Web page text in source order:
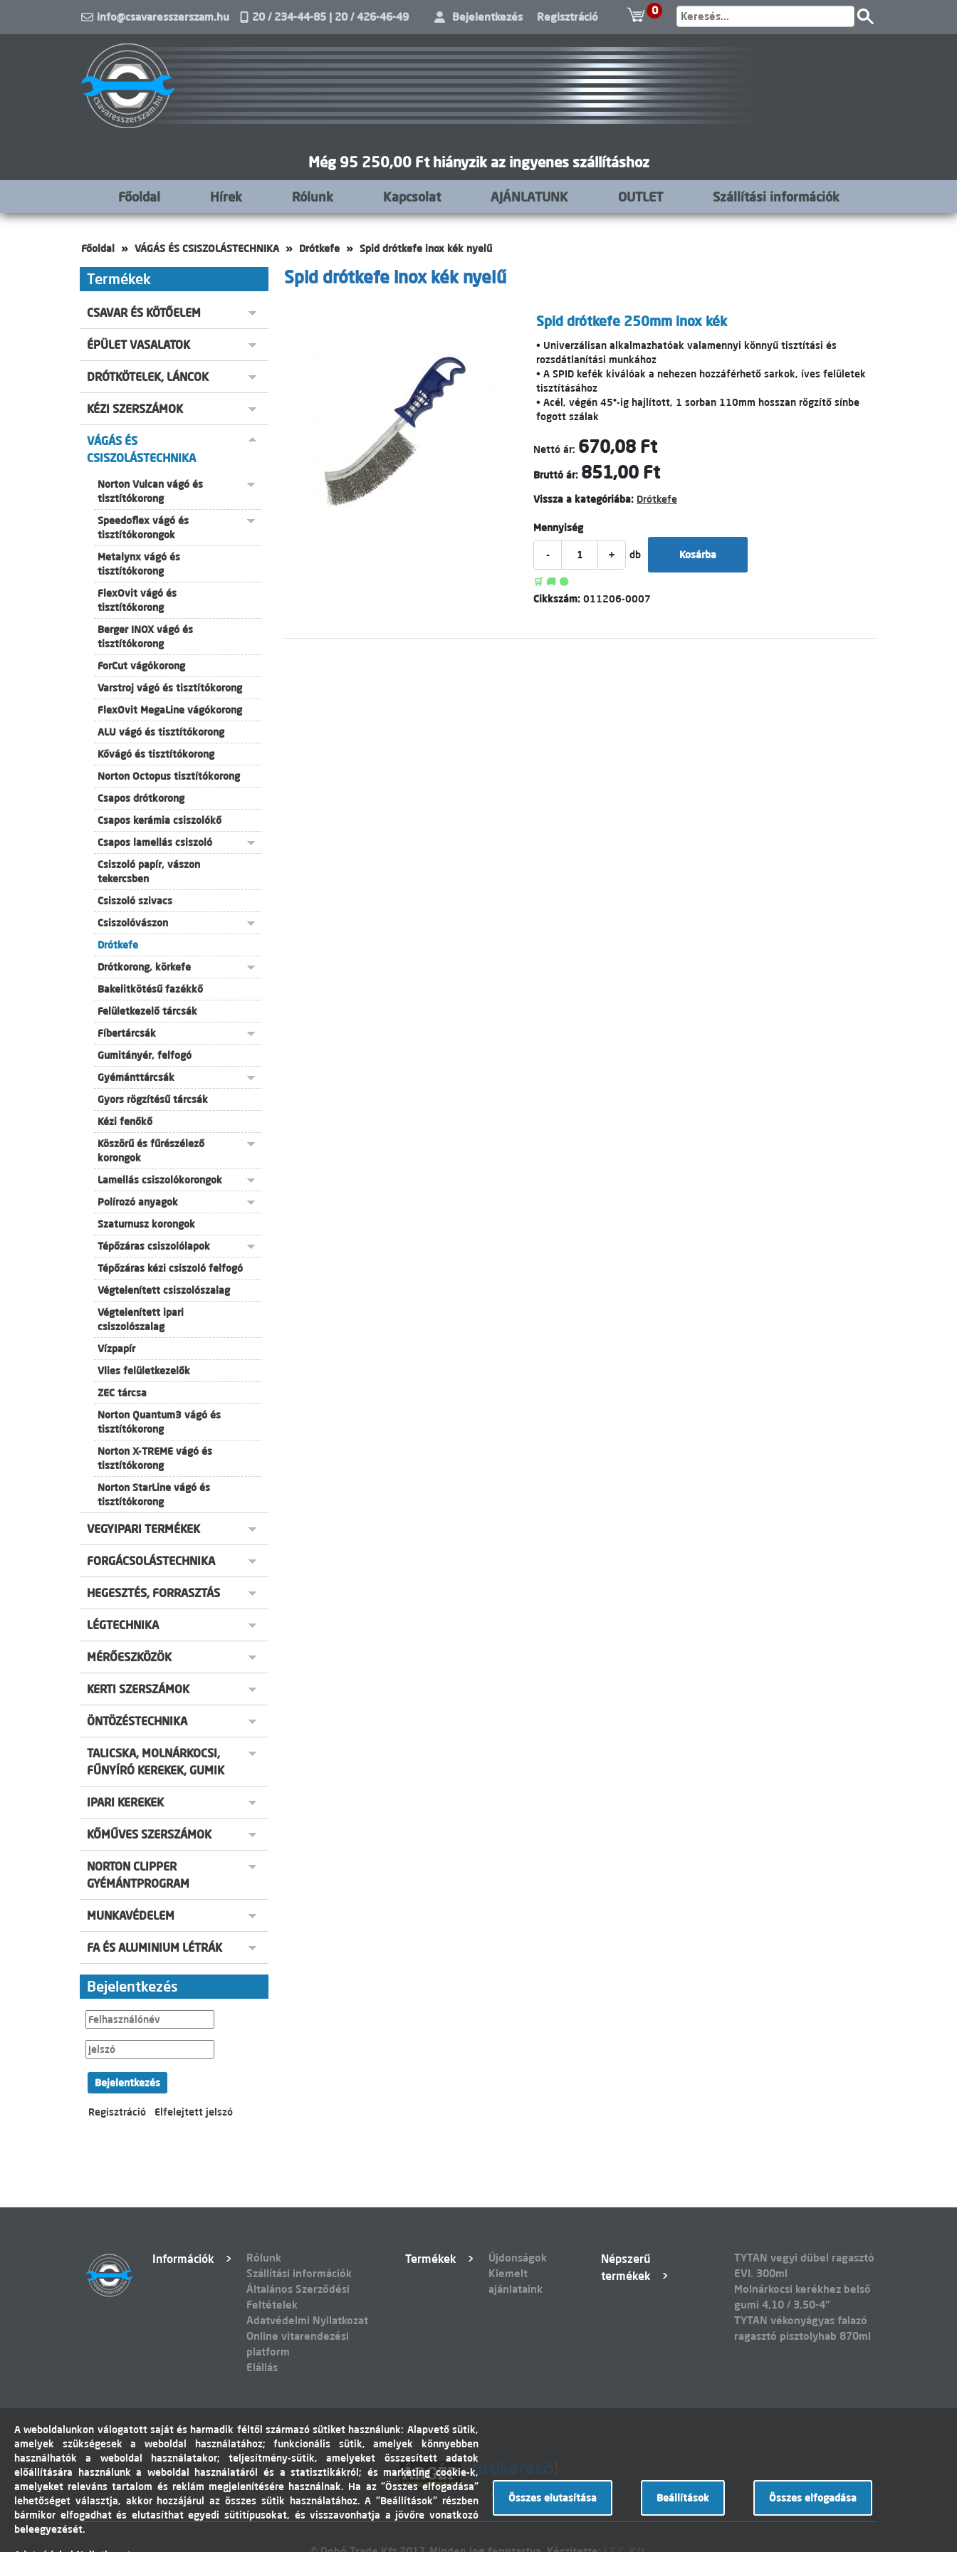
info@csavaresszerszam.hu 20 / 234-44-85 | 20 / 426-46-49 Bejelentkezés Regisztráció 0
Még 95 250,00 Ft hiányzik az ingyenes szállításhoz
Főoldal Hírek Rólunk Kapcsolat AJÁNLATUNK OUTLET Szállítási információk
Főoldal VÁGÁS ÉS CSISZOLÁSTECHNIKA Drótkefe Spid drótkefe inox kék nyelű
Termékek
CSAVAR ÉS KÖTŐELEM
ÉPÜLET VASALATOK
DRÓTKÖTELEK, LÁNCOK
KÉZI SZERSZÁMOK
VÁGÁS ÉS
CSISZOLÁSTECHNIKA
Norton Vulcan vágó és
tisztítókorong
Speedoflex vágó és
tisztítókorongok
Metalynx vágó és
tisztítókorong
FlexOvit vágó és
tisztítókorong
Berger INOX vágó és
tisztítókorong
ForCut vágókorong
Varstroj vágó és tisztítókorong
FlexOvit MegaLine vágókorong
ALU vágó és tisztítókorong
Kővágó és tisztítókorong
Norton Octopus tisztítókorong
Csapos drótkorong
Csapos kerámia csiszolókő
Csapos lamellás csiszoló
Csiszoló papír, vászon
tekercsben
Csiszoló szivacs
Csiszolóvászon
Drótkefe
Drótkorong, körkefe
Bakelitkötésű fazékkő
Felületkezelő tárcsák
Fíbertárcsák
Gumitányér, felfogó
Gyémánttárcsák
Gyors rögzítésű tárcsák
Kézi fenőkő
Köszörű és fűrészélező
korongok
Lamellás csiszolókorongok
Polírozó anyagok
Szaturnusz korongok
Tépőzáras csiszolólapok
Tépőzáras kézi csiszoló felfogó
Végtelenített csiszolószalag
Végtelenített ipari
csiszolószalag
Vízpapír
Vlies felületkezelők
ZEC tárcsa
Norton Quantum3 vágó és
tisztítókorong
Norton X-TREME vágó és
tisztítókorong
Norton StarLine vágó és
tisztítókorong
VEGYIPARI TERMÉKEK
FORGÁCSOLÁSTECHNIKA
HEGESZTÉS, FORRASZTÁS
LÉGTECHNIKA
MÉRŐESZKÖZÖK
KERTI SZERSZÁMOK
ÖNTÖZÉSTECHNIKA
TALICSKA, MOLNÁRKOCSI,
FŰNYÍRÓ KEREKEK, GUMIK
IPARI KEREKEK
KŐMŰVES SZERSZÁMOK
NORTON CLIPPER
GYÉMÁNTPROGRAM
MUNKAVÉDELEM
FA ÉS ALUMINIUM LÉTRÁK
Bejelentkezés
Bejelentkezés
Regisztráció Elfelejtett jelszó
Spid drótkefe inox kék nyelű
Spid drótkefe 250mm inox kék
• Univerzálisan alkalmazhatóak valamennyi könnyű tisztítási és
rozsdátlanítási munkához
• A SPID kefék kiválóak a nehezen hozzáférhető sarkok, íves felületek
tisztításához
• Acél, végén 45°-ig hajlított, 1 sorban 110mm hosszan rögzítő sínbe
fogott szálak
Nettó ár: 670,08 Ft
Bruttó ár: 851,00 Ft
Vissza a kategóriába: Drótkefe
Mennyiség
- + db Kosárba
🛒 🚚 🟢
Cikkszám: 011206-0007
Információk
Rólunk
Szállítási információk
Általános Szerződési
Feltételek
Adatvédelmi Nyilatkozat
Online vitarendezési
platform
Elállás
Termékek
Újdonságok
Kiemelt
ajánlataink
Népszerű
termékek
TYTAN vegyi dübel ragasztó
EVI. 300ml
Molnárkocsi kerékhez belső
gumi 4,10 / 3,50-4"
TYTAN vékonyágyas falazó
ragasztó pisztolyhab 870ml
Árukereső.hu
A weboldalunkon válogatott saját és harmadik féltől származó sütiket használunk: Alapvető sütik,
amelyek szükségesek a weboldal használatához; funkcionális sütik, amelyek könnyebben
használhatók a weboldal használatakor; teljesítmény-sütik, amelyeket összesített adatok
előállítására használunk a weboldal használatáról és a statisztikákról; és marketing cookie-k,
amelyeket releváns tartalom és reklám megjelenítésére használnak. Ha az "Összes elfogadása"
lehetőséget választja, akkor hozzájárul az összes sütik használatához. A "Beállítások" részben
bármikor elfogadhat és elutasíthat egyedi sütitípusokat, és visszavonhatja a jövőre vonatkozó
beleegyezését.
Összes elutasítása Beállítások Összes elfogadása